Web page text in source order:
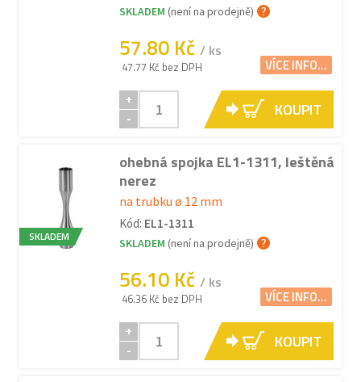
SKLADEM (není na prodejně)
57.80 Kč / ks
47.77 Kč bez DPH VÍCE INFO...
+
-
KOUPIT
SKLADEM
ohebná spojka EL1-1311, leštěná
nerez
na trubku ø 12 mm
Kód: EL1-1311
SKLADEM (není na prodejně)
56.10 Kč / ks
46.36 Kč bez DPH VÍCE INFO...
+
-
KOUPIT